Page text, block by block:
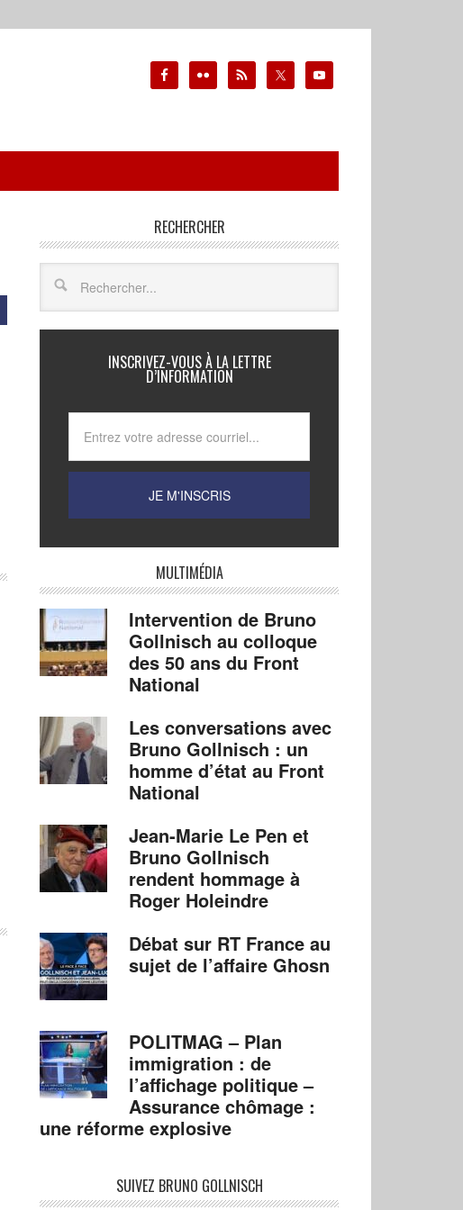
RECHERCHER
INSCRIVEZ-VOUS À LA LETTRE
D’INFORMATION
MULTIMÉDIA
Intervention de Bruno
Gollnisch au colloque
des 50 ans du Front
National
Les conversations avec
Bruno Gollnisch : un
homme d’état au Front
National
Jean-Marie Le Pen et
Bruno Gollnisch
rendent hommage à
Roger Holeindre
Débat sur RT France au
sujet de l’affaire Ghosn
POLITMAG – Plan
immigration : de
l’affichage politique –
Assurance chômage :
une réforme explosive
SUIVEZ BRUNO GOLLNISCH